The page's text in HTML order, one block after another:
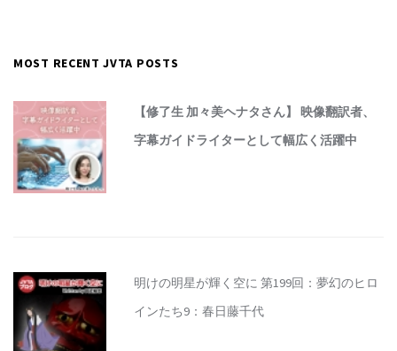
MOST RECENT JVTA POSTS
【修了生 加々美ヘナタさん】 映像翻訳者、
字幕ガイドライターとして幅広く活躍中
明けの明星が輝く空に 第199回：夢幻のヒロ
インたち9：春日藤千代